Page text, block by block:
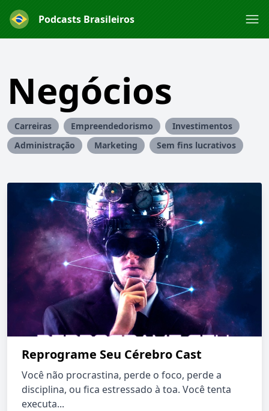
Podcasts Brasileiros
Negócios
Carreiras Empreendedorismo
Investimentos
Administração
Marketing Sem fins lucrativos
Reprograme Seu Cérebro Cast
Você não procrastina, perde o foco, perde a
disciplina, ou fica estressado à toa. Você tenta
executa...